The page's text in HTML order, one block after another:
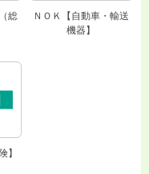
総
ＮＯＫ【自動車・輸送
機器】
】